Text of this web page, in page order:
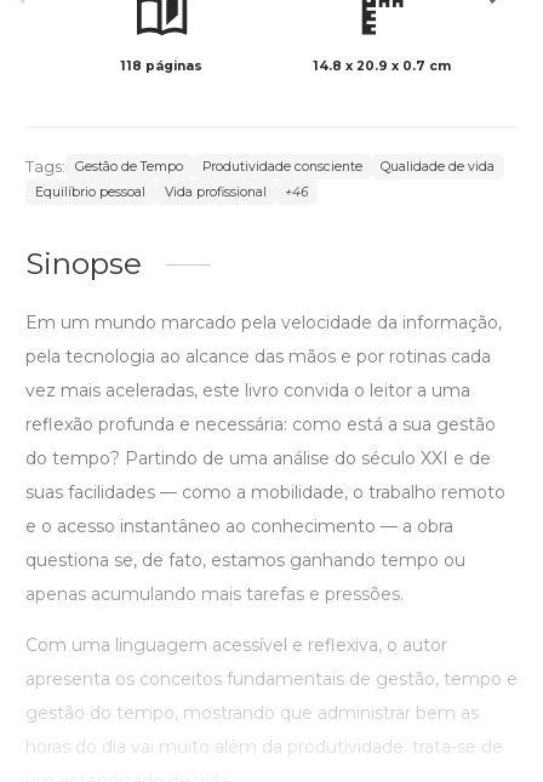
118 páginas 14.8 x 20.9 x 0.7 cm
Tags: Gestão de Tempo Produtividade consciente
Qualidade de vida
Equilíbrio pessoal
Vida profissional +46
Sinopse
Em um mundo marcado pela velocidade da informação,
pela tecnologia ao alcance das mãos e por rotinas cada
vez mais aceleradas, este livro convida o leitor a uma
reflexão profunda e necessária: como está a sua gestão
do tempo? Partindo de uma análise do século XXI e de
suas facilidades — como a mobilidade, o trabalho remoto
e o acesso instantâneo ao conhecimento — a obra
questiona se, de fato, estamos ganhando tempo ou
apenas acumulando mais tarefas e pressões.
Com uma linguagem acessível e reflexiva, o autor
apresenta os conceitos fundamentais de gestão, tempo e
gestão do tempo, mostrando que administrar bem as
horas do dia vai muito além da produtividade: trata-se de